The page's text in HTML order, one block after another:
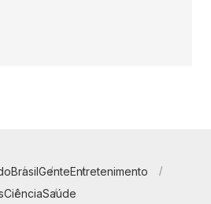
BrasilGenteEntretenimento
CiênciaSaúde